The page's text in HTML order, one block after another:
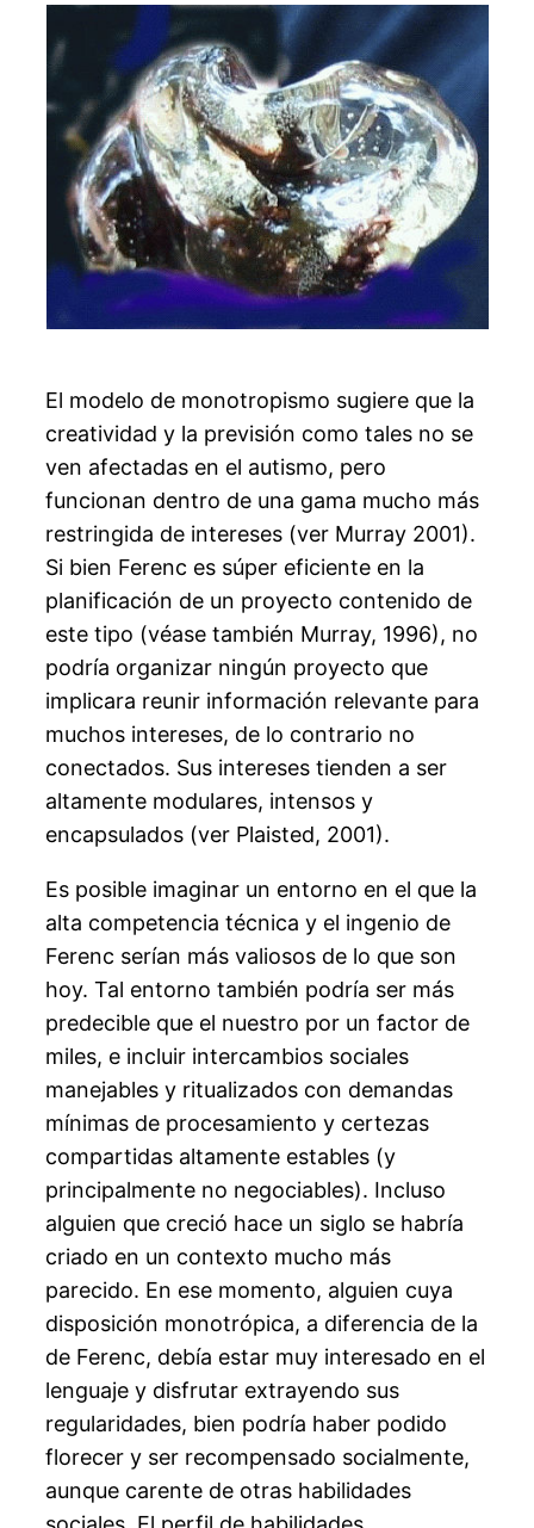
El modelo de monotropismo sugiere que la
creatividad y la previsión como tales no se
ven afectadas en el autismo, pero
funcionan dentro de una gama mucho más
restringida de intereses (ver Murray 2001).
Si bien Ferenc es súper eficiente en la
planificación de un proyecto contenido de
este tipo (véase también Murray, 1996), no
podría organizar ningún proyecto que
implicara reunir información relevante para
muchos intereses, de lo contrario no
conectados. Sus intereses tienden a ser
altamente modulares, intensos y
encapsulados (ver Plaisted, 2001).
Es posible imaginar un entorno en el que la
alta competencia técnica y el ingenio de
Ferenc serían más valiosos de lo que son
hoy. Tal entorno también podría ser más
predecible que el nuestro por un factor de
miles, e incluir intercambios sociales
manejables y ritualizados con demandas
mínimas de procesamiento y certezas
compartidas altamente estables (y
principalmente no negociables). Incluso
alguien que creció hace un siglo se habría
criado en un contexto mucho más
parecido. En ese momento, alguien cuya
disposición monotrópica, a diferencia de la
de Ferenc, debía estar muy interesado en el
lenguaje y disfrutar extrayendo sus
regularidades, bien podría haber podido
florecer y ser recompensado socialmente,
aunque carente de otras habilidades